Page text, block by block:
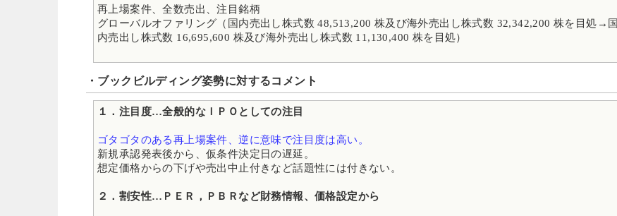
再上場案件、全数売出、注目銘柄
グローバルオファリング（国内売出し株式数 48,513,200 株及び海外売出し株式数 32,342,200 株を目処→国
内売出し株式数 16,695,600 株及び海外売出し株式数 11,130,400 株を目処）
・ブックビルディング姿勢に対するコメント
１．注目度…全般的なＩＰＯとしての注目
ゴタゴタのある再上場案件、逆に意味で注目度は高い。
新規承認発表後から、仮条件決定日の遅延。
想定価格からの下げや売出中止付きなど話題性には付きない。
２．割安性…ＰＥＲ，ＰＢＲなど財務情報、価格設定から